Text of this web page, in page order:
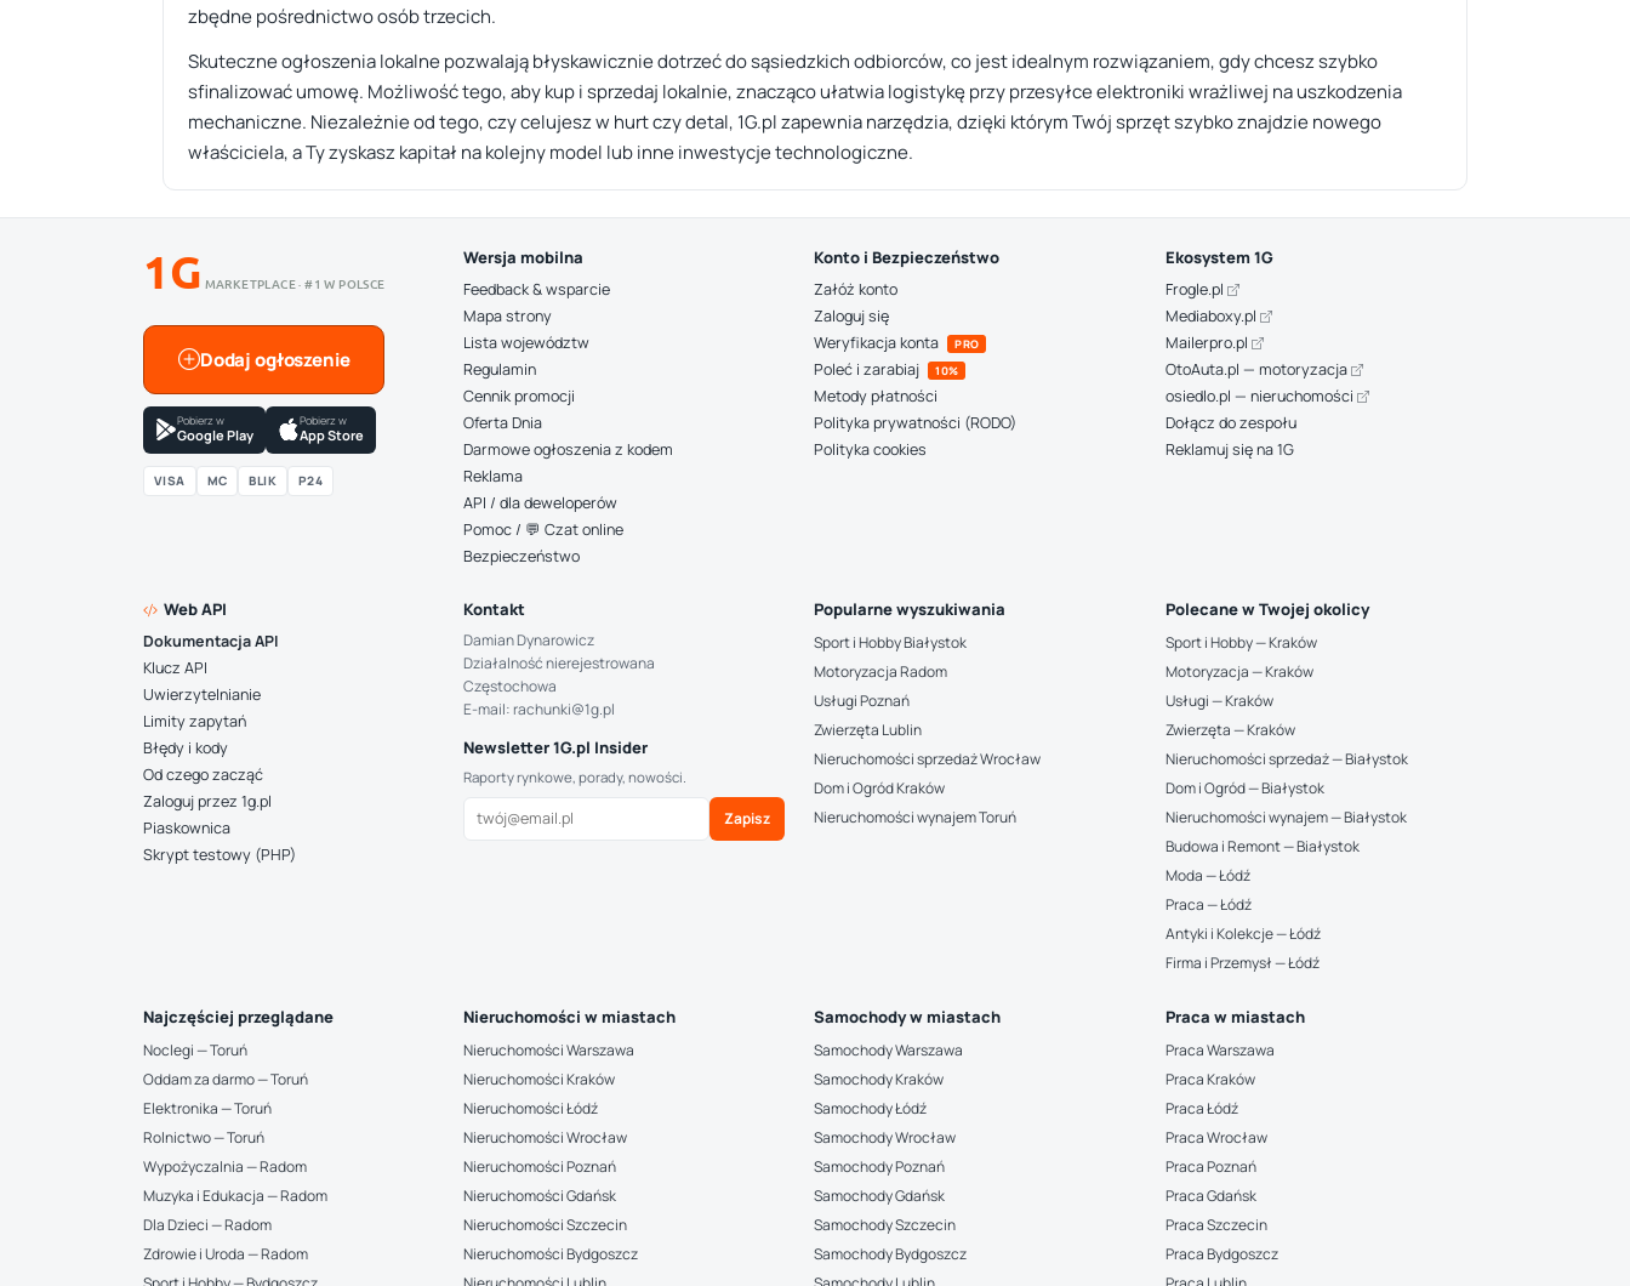
zbędne pośrednictwo osób trzecich.
Skuteczne ogłoszenia lokalne pozwalają błyskawicznie dotrzeć do sąsiedzkich odbiorców, co jest idealnym rozwiązaniem, gdy chcesz szybko
sfinalizować umowę. Możliwość tego, aby kup i sprzedaj lokalnie, znacząco ułatwia logistykę przy przesyłce elektroniki wrażliwej na uszkodzenia
mechaniczne. Niezależnie od tego, czy celujesz w hurt czy detal, 1G.pl zapewnia narzędzia, dzięki którym Twój sprzęt szybko znajdzie nowego
właściciela, a Ty zyskasz kapitał na kolejny model lub inne inwestycje technologiczne.
1G MARKETPLACE · #1 W POLSCE
Dodaj ogłoszenie
Pobierz w
Google Play
Pobierz w
App Store
VISA MC BLIK P24
Wersja mobilna
Feedback & wsparcie
Mapa strony
Lista województw
Regulamin
Cennik promocji
Oferta Dnia
Darmowe ogłoszenia z kodem
Reklama
API / dla deweloperów
Pomoc / 💬 Czat online
Bezpieczeństwo
Konto i Bezpieczeństwo
Załóż konto
Zaloguj się
Weryfikacja konta
PRO
Poleć i zarabiaj 10%
Metody płatności
Polityka prywatności (RODO)
Polityka cookies
Ekosystem 1G
Frogle.pl
Mediaboxy.pl
Mailerpro.pl
OtoAuta.pl — motoryzacja
osiedlo.pl — nieruchomości
Dołącz do zespołu
Reklamuj się na 1G
Web API
Dokumentacja API
Klucz API
Uwierzytelnianie
Limity zapytań
Błędy i kody
Od czego zacząć
Zaloguj przez 1g.pl
Piaskownica
Skrypt testowy (PHP)
Kontakt
Damian Dynarowicz
Działalność nierejestrowana
Częstochowa
E-mail: rachunki@1g.pl
Newsletter 1G.pl Insider
Raporty rynkowe, porady, nowości.
Zapisz
Popularne wyszukiwania
Sport i Hobby Białystok
Motoryzacja Radom
Usługi Poznań
Zwierzęta Lublin
Nieruchomości sprzedaż Wrocław
Dom i Ogród Kraków
Nieruchomości wynajem Toruń
Polecane w Twojej okolicy
Sport i Hobby — Kraków
Motoryzacja — Kraków
Usługi — Kraków
Zwierzęta — Kraków
Nieruchomości sprzedaż — Białystok
Dom i Ogród — Białystok
Nieruchomości wynajem — Białystok
Budowa i Remont — Białystok
Moda — Łódź
Praca — Łódź
Antyki i Kolekcje — Łódź
Firma i Przemysł — Łódź
Najczęściej przeglądane
Noclegi — Toruń
Oddam za darmo — Toruń
Elektronika — Toruń
Rolnictwo — Toruń
Wypożyczalnia — Radom
Muzyka i Edukacja — Radom
Dla Dzieci — Radom
Zdrowie i Uroda — Radom
Nieruchomości w miastach
Nieruchomości Warszawa
Nieruchomości Kraków
Nieruchomości Łódź
Nieruchomości Wrocław
Nieruchomości Poznań
Nieruchomości Gdańsk
Nieruchomości Szczecin
Nieruchomości Bydgoszcz
Samochody w miastach
Samochody Warszawa
Samochody Kraków
Samochody Łódź
Samochody Wrocław
Samochody Poznań
Samochody Gdańsk
Samochody Szczecin
Samochody Bydgoszcz
Praca w miastach
Praca Warszawa
Praca Kraków
Praca Łódź
Praca Wrocław
Praca Poznań
Praca Gdańsk
Praca Szczecin
Praca Bydgoszcz